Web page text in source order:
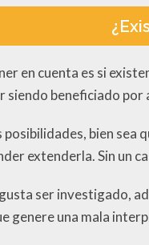
en cuenta es si
siendo beneficiado
posibilidades, bien
extenderla. Sin un
ser investigado,
genere una mala